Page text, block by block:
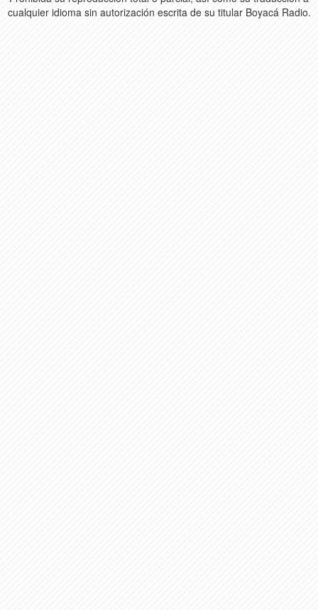
cualquier idioma sin autorización escrita de su titular Boyacá Radio.